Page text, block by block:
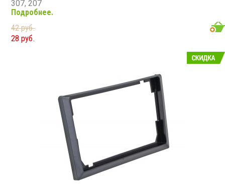
307, 207
CITROEN
C2, C3, Jumpy 07+
FIAT
Scudo 07+
Подробнее.
42 руб.
28 руб.